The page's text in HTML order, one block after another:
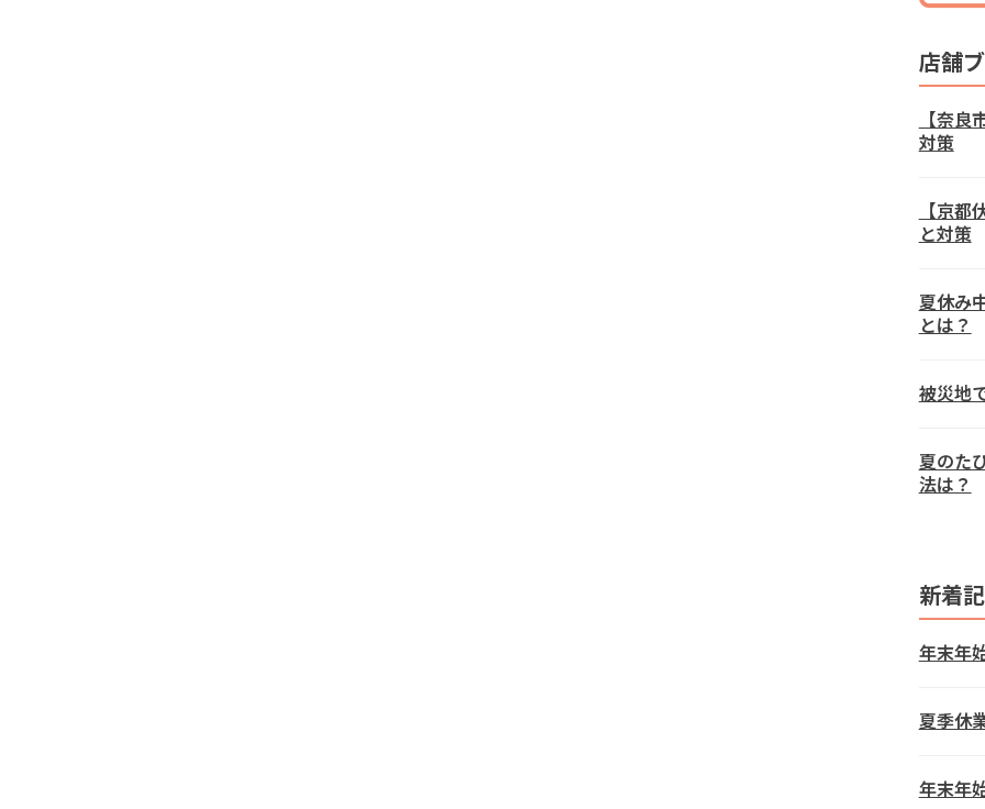
店舗
【奈
対策
【京
と対策
夏休み
とは？
被災地
夏のた
法は？
新着
年末年
夏季休
年末年